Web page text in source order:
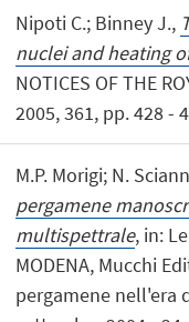
Nipoti C.; Binney J.,
nuclei and heating
NOTICES OF THE
2005, 361, pp. 428 -
M.P. Morigi; N.
pergamene
multispettrale, in:
MODENA, Mucchi
pergamene nell'era